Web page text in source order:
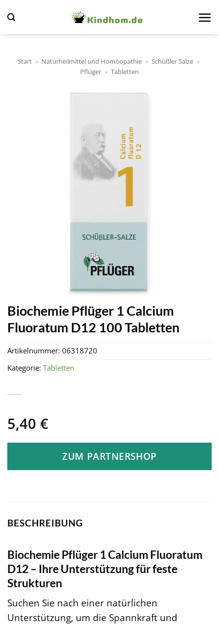
Inhalt
springen
Start » Naturheilmittel und Homöopathie » Schüßler Salze »
Pflüger » Tabletten
Biochemie Pflüger 1 Calcium
Fluoratum D12 100 Tabletten
5,40 €
ZUM PARTNERSHOP
Artikelnummer: 06318720
Kategorie: Tabletten
BESCHREIBUNG
Biochemie Pflüger 1 Calcium Fluoratum
D12 – Ihre Unterstützung für feste
Strukturen
Suchen Sie nach einer natürlichen
Unterstützung, um die Spannkraft und